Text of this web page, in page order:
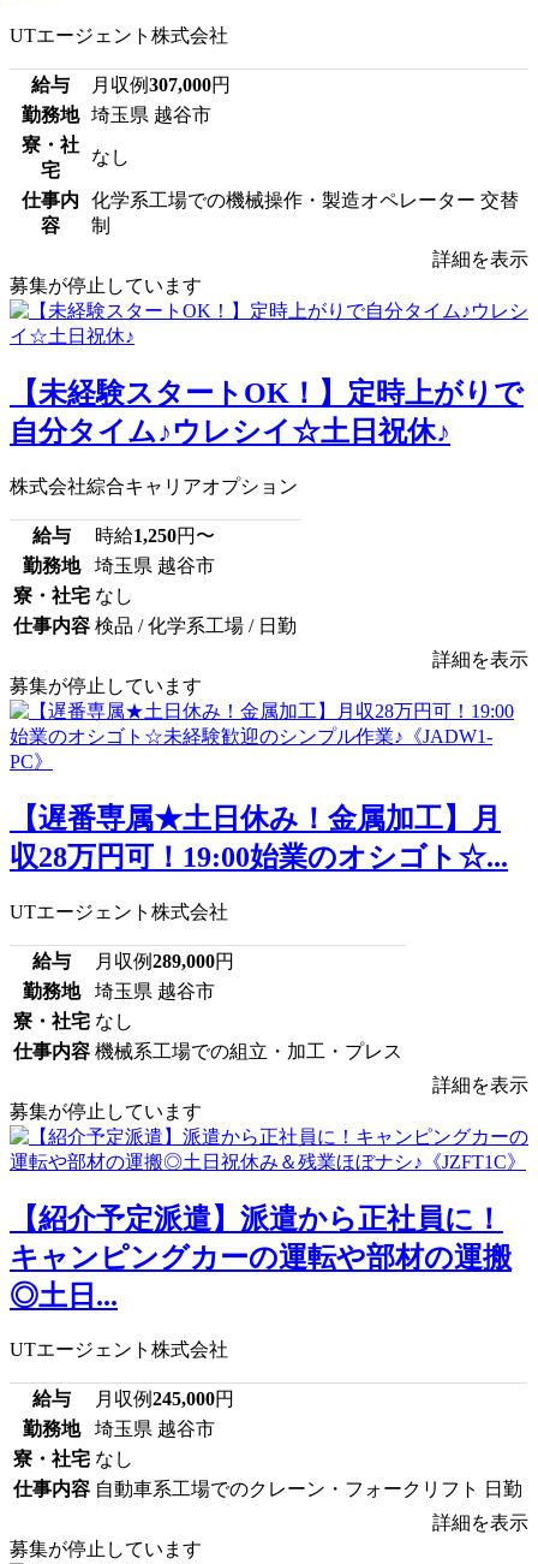
UTエージェント株式会社
給与 月収例307,000円
勤務地
埼玉県 越谷市
寮・社
宅
なし
仕事内
容
化学系工場での機械操作・製造オペレーター 交替
制
詳細を表示
募集が停止しています
【未経験スタートOK！】定時上がりで
自分タイム♪ウレシイ☆土日祝休♪
株式会社綜合キャリアオプション
給与 時給1,250円〜
勤務地
埼玉県 越谷市
寮・社宅 なし
仕事内容 検品 / 化学系工場 / 日勤
詳細を表示
募集が停止しています
【遅番専属★土日休み！金属加工】月
収28万円可！19:00始業のオシゴト☆...
UTエージェント株式会社
給与 月収例289,000円
勤務地
埼玉県 越谷市
寮・社宅 なし
仕事内容 機械系工場での組立・加工・プレス
詳細を表示
募集が停止しています
【紹介予定派遣】派遣から正社員に！
キャンピングカーの運転や部材の運搬
◎土日...
UTエージェント株式会社
給与 月収例245,000円
勤務地
埼玉県 越谷市
寮・社宅 なし
仕事内容 自動車系工場でのクレーン・フォークリフト 日勤
詳細を表示
募集が停止しています